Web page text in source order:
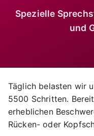
Spezielle
und
Täglich belasten wir
5500 Schritten.
erheblichen
Rücken- oder